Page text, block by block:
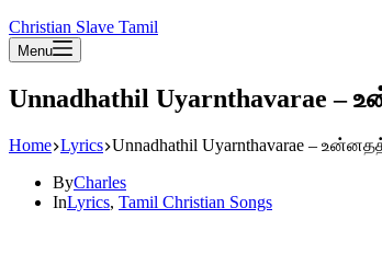
Christian Slave Tamil
Menu
Unnadhathil Uyarnthavarae –
Home Lyrics Unnadhathil Uyarnthavarae –
ByCharles
InLyrics, Tamil Christian Songs